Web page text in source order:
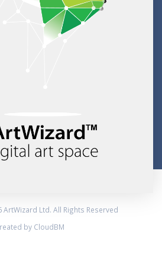
Ltd. All Rights Reserved
by CloudBM